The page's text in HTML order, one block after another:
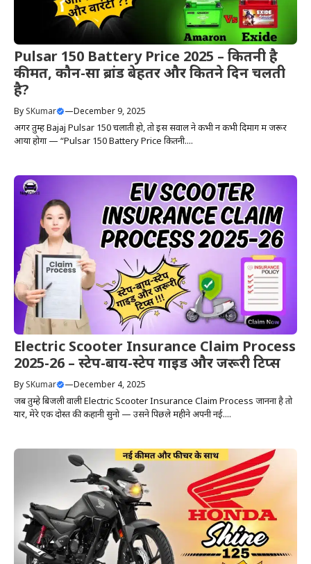
Pulsar 150 Battery Price 2025 – कितनी है
कीमत, कौन-सा ब्रांड बेहतर और कितने दिन चलती
है?
By SKumar —December 9, 2025
अगर तुम्हें Bajaj Pulsar 150 चलाती हो, तो इस सवाल ने कभी न कभी दिमाग में जरूर
आया होगा — “Pulsar 150 Battery Price कितनी....
Electric Scooter Insurance Claim Process
2025-26 – स्टेप-बाय-स्टेप गाइड और जरूरी टिप्स
By SKumar —December 4, 2025
जब तुम्हे बिजली वाली Electric Scooter Insurance Claim Process जानना है तो
यार, मेरे एक दोस्त की कहानी सुनो — उसने पिछले महीने अपनी नई....